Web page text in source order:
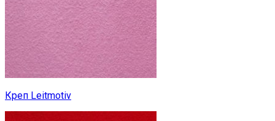
Креп Leitmotiv